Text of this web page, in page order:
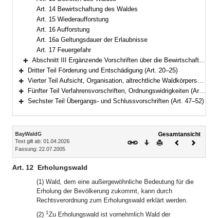
Art. 14 Bewirtschaftung des Waldes
Art. 15 Wiederaufforstung
Art. 16 Aufforstung
Art. 16a Geltungsdauer der Erlaubnisse
Art. 17 Feuergefahr
Bereich erweitern
Abschnitt III Ergänzende Vorschriften über die Bewirtschaftung des Staats- und Körperschaftswaldes (Art. 18–19)
Bereich erweitern
Dritter Teil Förderung und Entschädigung (Art. 20–25)
Bereich erweitern
Vierter Teil Aufsicht, Organisation, altrechtliche Waldkörperschaften, Forstschutz (Art. 26–36)
Bereich erweitern
Fünfter Teil Verfahrensvorschriften, Ordnungswidrigkeiten (Art. 37–46)
Sechster Teil Übergangs- und Schlussvorschriften (Art. 47–52)
Inhalt
BayWaldG
Text gilt ab: 01.04.2026
Fassung: 22.07.2005
Gesamtansicht
Download
DruckenVorheriges
Art. 12 Erholungswald
(1) Wald, dem eine außergewöhnliche Bedeutung für die
Erholung der Bevölkerung zukommt, kann durch
Rechtsverordnung zum Erholungswald erklärt werden.
(2) 1Zu Erholungswald ist vornehmlich Wald der